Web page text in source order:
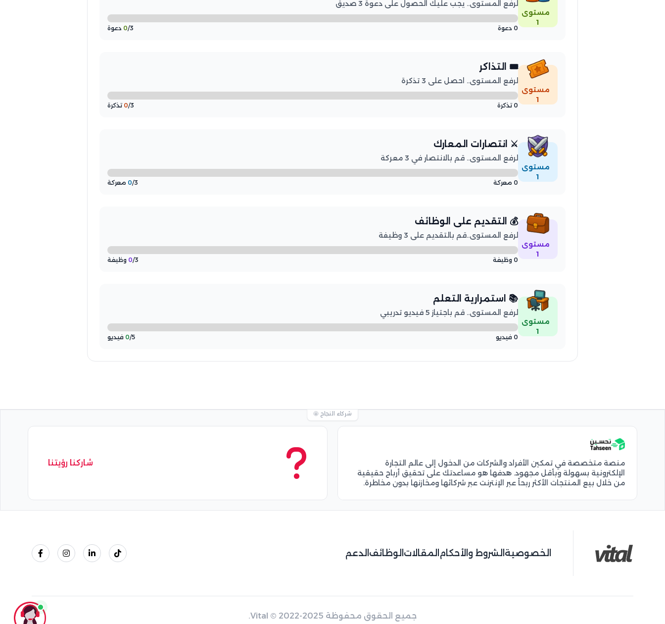
مستوى
1
لرفع المستوى.. يجب عليك الحصول على دعوة 3 صديق
0 دعوة 0/3 دعوة
مستوى
1
🎟️ التذاكر
لرفع المستوى.. احصل على 3 تذكرة
0 تذكرة 0/3 تذكرة
مستوى
1
⚔️ انتصارات المعارك
لرفع المستوى.. قم بالانتصار في 3 معركة
0 معركة 0/3 معركة
مستوى
1
💰 التقديم على الوظائف
لرفع المستوى..قم بالتقديم على 3 وظيفة
0 وظيفة 0/3 وظيفة
مستوى
1
📚 استمرارية التعلم
لرفع المستوى.. قم باجتياز 5 فيديو تدريبي
0 فيديو 0/5 فيديو
شركاء النجاح 🤩
منصة متخصصة في تمكين الأفراد والشركات من الدخول إلى عالم التجارة
الإلكترونية بسهولة وبأقل مجهود. هدفها هو مساعدتك على تحقيق أرباح حقيقية
من خلال بيع المنتجات الأكثر ربحاً عبر الإنترنت عبر شركائها ومخازنها بدون مخاطرة.
شاركنا رؤيتنا
الخصوصية الشروط والأحكام المقالات الوظائف الدعم
جميع الحقوق محفوظة Vital © 2022-2025.